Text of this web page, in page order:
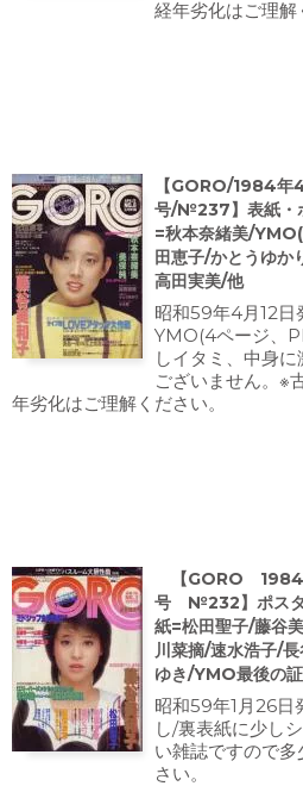
経年劣化はご理解
【GORO/1984年
号/№237】表紙・
=秋本奈緒美/
田恵子/かとうゆか
高田実美/他
昭和59年4月12日
YMO(4ページ、
しイタミ、中身
ございません。※
年劣化はご理解ください。
【GORO 1984
号 №232】ポスタ
紙=松田聖子/藤谷
川菜摘/速水浩子/
ゆき/YMO最後の
昭和59年1月26日
し/裏表紙に少し
い雑誌ですので
さい。